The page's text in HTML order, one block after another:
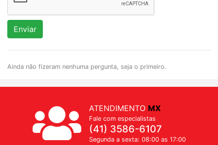
Enviar
Ainda não fizeram nenhuma pergunta, seja o primeiro.
ATENDIMENTO MX
Fale com especialistas
(41) 3586-6107
Segunda a sexta: 08:00 as 17:00